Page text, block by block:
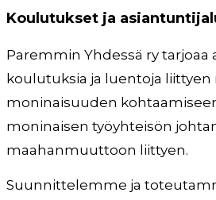
Koulutukset ja
Paremmin Yhdessä ry tarjoaa
koulutuksia ja luentoja liittyen
moninaisuuden
moninaisen työyhteisön
maahanmuuttoon liittyen.
Suunnittelemme ja